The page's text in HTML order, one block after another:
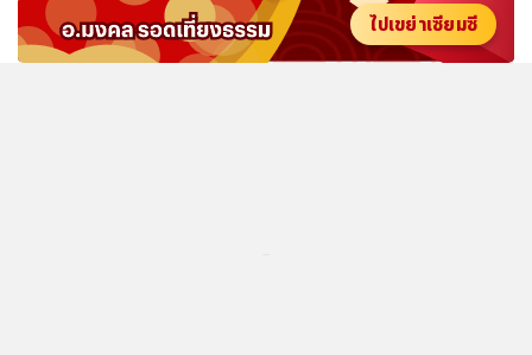
ไปเขย่าเซียมซี